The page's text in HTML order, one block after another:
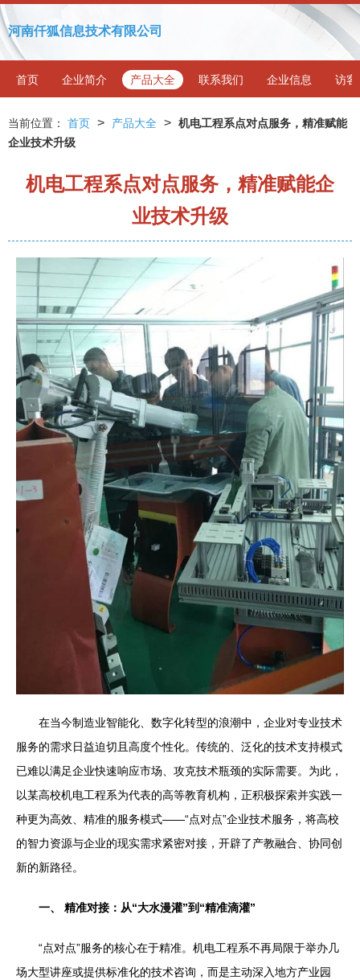
河南仟狐信息技术有限公司
首页 企业简介 产品大全 联系我们 企业信息 访客
当前位置： 首页 > 产品大全 > 机电工程系点对点服务，精准赋能
企业技术升级
机电工程系点对点服务，精准赋能企
业技术升级
在当今制造业智能化、数字化转型的浪潮中，企业对专业技术
服务的需求日益迫切且高度个性化。传统的、泛化的技术支持模式
已难以满足企业快速响应市场、攻克技术瓶颈的实际需要。为此，
以某高校机电工程系为代表的高等教育机构，正积极探索并实践一
种更为高效、精准的服务模式——“点对点”企业技术服务，将高校
的智力资源与企业的现实需求紧密对接，开辟了产教融合、协同创
新的新路径。
一、 精准对接：从“大水漫灌”到“精准滴灌”
“点对点”服务的核心在于精准。机电工程系不再局限于举办几
场大型讲座或提供标准化的技术咨询，而是主动深入地方产业园